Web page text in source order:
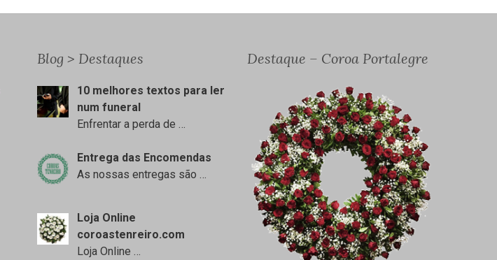
Blog > Destaques
10 melhores textos para ler
num funeral
Enfrentar a perda de …
Entrega das Encomendas
As nossas entregas são …
Loja Online
coroastenreiro.com
Loja Online …
Destaque – Coroa Portalegre